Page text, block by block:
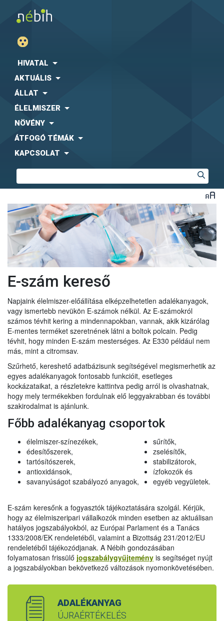
HIVATAL
AKTUÁLIS
ÁLLAT
ÉLELMISZER
NÖVÉNY
ÁTFOGÓ TÉMÁK
KAPCSOLAT
E-szám kereső
Napjaink élelmiszer-előállítása elképzelhetetlen adalékanyagok,
vagy ismertebb nevükön E-számok nélkül. Az E-számokról
számos tévhit kering a mindennapokban, vannak, akik kizárólag
E-mentes terméket szeretnének látni a boltok polcain. Pedig
tévhit, hogy minden E-szám mesterséges. Az E330 például nem
más, mint a citromsav.
Szűrhető, kereshető adatbázisunk segítségével megismerhetik az
egyes adalékanyagok fontosabb funkcióit, esetleges
kockázataikat, a részletekre kattintva pedig arról is olvashatnak,
hogy mely termékekben fordulnak elő leggyakrabban és további
szakirodalmat is ajánlunk.
Főbb adalékanyag csoportok
élelmiszer-színezékek,
édesítőszerek,
tartósítószerek,
antioxidánsok,
savanyúságot szabályozó anyagok,
sűrítők,
zselésítők,
stabilizátorok,
ízfokozók és
egyéb vegyületek.
E-szám keresőnk a fogyasztók tájékoztatására szolgál. Kérjük,
hogy az élelmiszeripari vállalkozók minden esetben az aktuálisan
hatályos jogszabályokból, az Európai Parlament és a Tanács
1333/2008/EK rendeletéből, valamint a Bizottság 231/2012/EU
rendeletéből tájékozódjanak. A Nébih gondozásában
folyamatosan frissülő jogszabálygyűjtemény is segítséget nyújt
a jogszabályokban bekövetkező változások nyomonkövetésében.
ADALÉKANYAG
ÚJRAÉRTÉKELÉS